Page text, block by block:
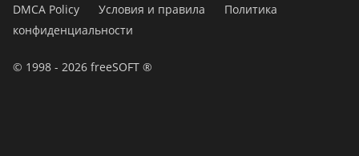
DMCA Policy Условия и правила
Политика
конфиденциальности
© 1998 - 2026 freeSOFT ®